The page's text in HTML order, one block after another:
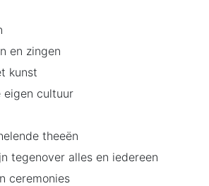
en zingen
kunst
eigen cultuur
theeën
tegenover alles en iedereen
ceremonies